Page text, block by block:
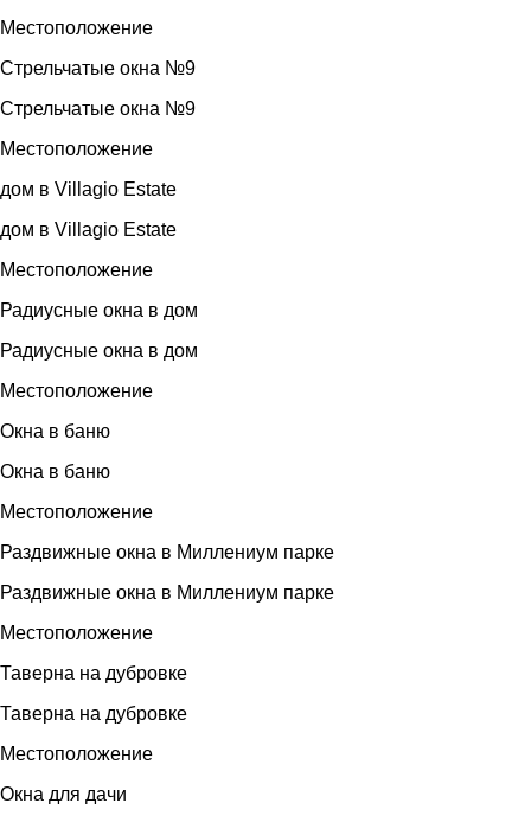
Местоположение
Стрельчатые окна №9
Стрельчатые окна №9
Местоположение
дом в Villagio Estate
дом в Villagio Estate
Местоположение
Радиусные окна в дом
Радиусные окна в дом
Местоположение
Окна в баню
Окна в баню
Местоположение
Раздвижные окна в Миллениум парке
Раздвижные окна в Миллениум парке
Местоположение
Таверна на дубровке
Таверна на дубровке
Местоположение
Окна для дачи